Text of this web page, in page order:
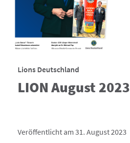
Lions Deutschland
LION August 2023
Veröffentlicht am 31. August 2023